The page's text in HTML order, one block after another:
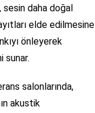
sesin daha doğal
elde edilmesine
önleyerek
sunar.
salonlarında,
akustik